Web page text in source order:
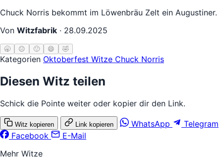
Chuck Norris bekommt im Löwenbräu Zelt ein Augustiner.
Von Witzfabrik · 28.09.2025
🥱 😐 🙂 😄 🤣
Kategorien Oktoberfest Witze Chuck Norris
Diesen Witz teilen
Schick die Pointe weiter oder kopier dir den Link.
Witz kopieren Link kopieren WhatsApp
Telegram
Facebook
E-Mail
Mehr Witze